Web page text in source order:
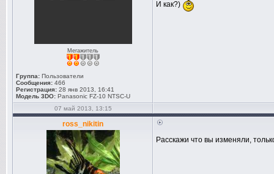
Мегажитель
Группа: Пользователи
Сообщения: 466
Регистрация: 28 янв 2013, 16:41
Модель 3DO: Panasonic FZ-10 NTSC-U
И как?)
07 май 2013, 13:15
ross_nikitin
Расскажи что вы изменяли,